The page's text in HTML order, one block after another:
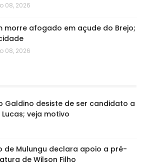
08, 2026
morre afogado em açude do Brejo;
08, 2026
Galdino desiste de ser candidato a
veja motivo
de Mulungu declara apoio a pré-
de Wilson Filho